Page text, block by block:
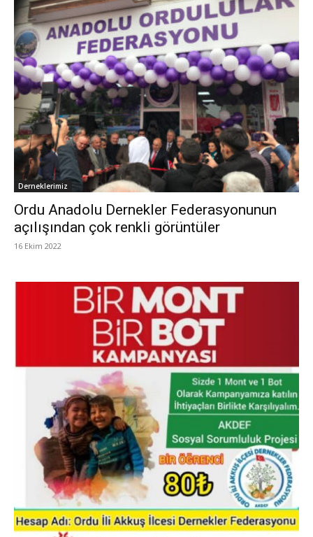
Derneklerimiz
Ordu Anadolu Dernekler Federasyonunun
açılışından çok renkli görüntüler
16 Ekim 2022